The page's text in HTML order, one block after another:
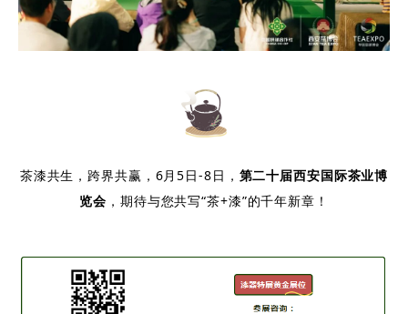
茶漆共生，跨界共赢，6月5日-8日， 第二十届西安国际茶业博
览会 ，期待与您共写“茶+漆”的千年新章！